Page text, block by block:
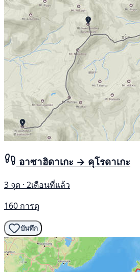
อาซาฮิดาเกะ → คุโรดาเกะ
3 จุด · 2เดือนที่แล้ว
160 การดู
บันทึก